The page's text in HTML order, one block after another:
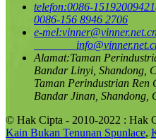
telefon:0086-
0086-156 8946 2706
e-mel:
Alamat:Taman
Bandar Linyi, Shandong,
Taman Perindustrian Ren
Bandar Jinan, Shandong,
© Hak Cipta - 2010-2022 : Hak
Kain Bukan Tenunan Spunlace,